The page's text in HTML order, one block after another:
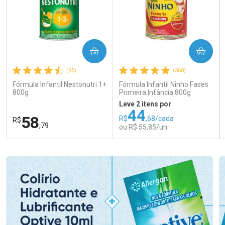
(95)
Fórmula Infantil Nestonutri 1+
800g
R$58,79
COMPRAR
(360)
Fórmula Infantil Ninho Fases
Primeira Infância 800g
Leve 2 itens por
R$44,68/cada
ou R$ 55,85/un
COMPRAR
Laboratório
Por Menos